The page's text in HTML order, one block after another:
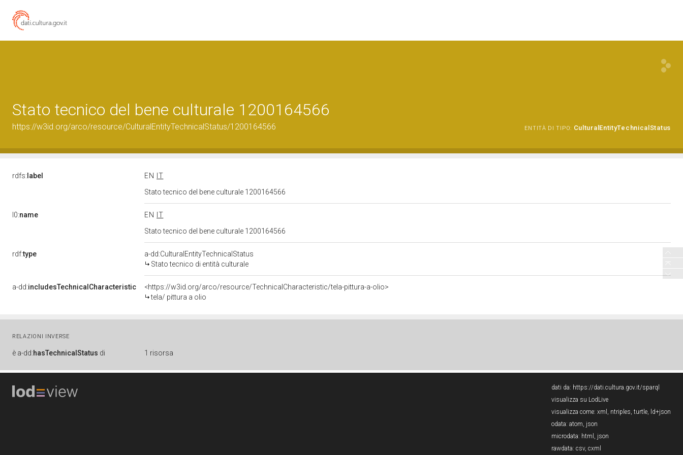
Stato tecnico del bene culturale 1200164566
https://w3id.org/arco/resource/CulturalEntityTechnicalStatus/1200164566 ENTITÀ DI TIPO: CulturalEntityTechnicalStatus
rdfs: label EN
IT
Stato tecnico del bene culturale 1200164566
l0:name EN
IT
Stato tecnico del bene culturale 1200164566
rdf:type
a-dd:CulturalEntityTechnicalStatus
Stato tecnico di entità culturale
a-dd:includesTechnicalCharacteristic
<https://w3id.org/arco/resource/TechnicalCharacteristic/tela-pittura-a-olio>
tela/ pittura a olio
RELAZIONI INVERSE
è a-dd:hasTechnicalStatus di 1 risorsa
dati da: https://dati.cultura.gov.it/sparql
visualizza su LodLive
visualizza come: xml , ntriples, turtle, ld+json
odata: atom, json
microdata: html , json
rawdata: csv, cxml